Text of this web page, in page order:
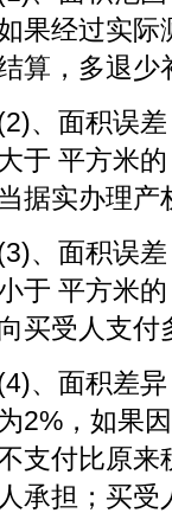
果经过实际
算，多退少
、面积误
于 平方米
当据实办理产
、面积误
于 平方米
买受人支付
、面积差
2%，如果
支付比原来
人承担；买